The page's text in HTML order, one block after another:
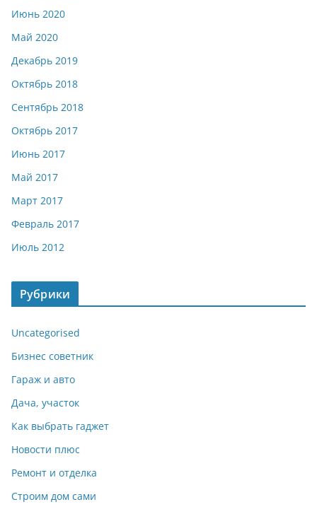
Июнь 2020
Май 2020
Декабрь 2019
Октябрь 2018
Сентябрь 2018
Октябрь 2017
Июнь 2017
Май 2017
Март 2017
Февраль 2017
Июль 2012
Рубрики
Uncategorised
Бизнес советник
Гараж и авто
Дача, участок
Как выбрать гаджет
Новости плюс
Ремонт и отделка
Строим дом сами